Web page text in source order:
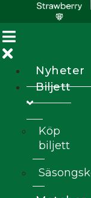
Nyheter
Biljett
Köp
biljett